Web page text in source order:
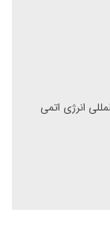
انرژی اتمی